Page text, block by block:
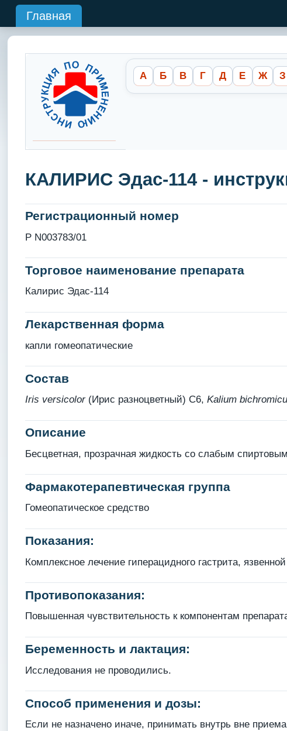
Главная
А Б В Г Д Е Ж З
КАЛИРИС Эдас-114 -
Регистрационный номер
Р N003783/01
Торговое наименование препарата
Калирис Эдас-114
Лекарственная форма
капли гомеопатические
Состав
Iris versicolor(Ирис разноцветный) С6, Kalium
Описание
Бесцветная, прозрачная жидкость со слабым
Фармакотерапевтическая группа
Гомеопатическое средство
Показания:
Комплексное лечение гиперацидного гастрита,
Противопоказания:
Повышенная чувствительность к компонентам
Беременность и лактация:
Исследования не проводились.
Способ применения и дозы:
Если не назначено иначе, принимать внутрь вне